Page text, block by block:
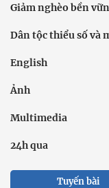
Giảm nghèo bền
Dân tộc thiểu số và
English
Ảnh
Multimedia
24h qua
Tuyến bài